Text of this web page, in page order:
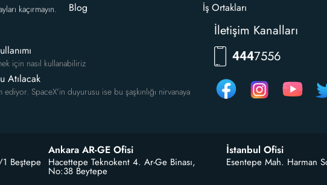
kaçırmayın.
için nasıl kullanabiliriz
Atılacak
SpaceX'in duyurusu ise bu şaşkınlığı nirvanaya
Blog
İş Ortakları
İletişim Kanalları
444RKLM
Beştepe
Ankara AR-GE Ofisi
Hacettepe Teknokent 4. Ar-Ge Binası,
No:38 Beytepe
İstanbul Ofisi
Esentepe Mah. Harman